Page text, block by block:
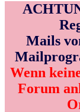
Mails
Wenn
Forum